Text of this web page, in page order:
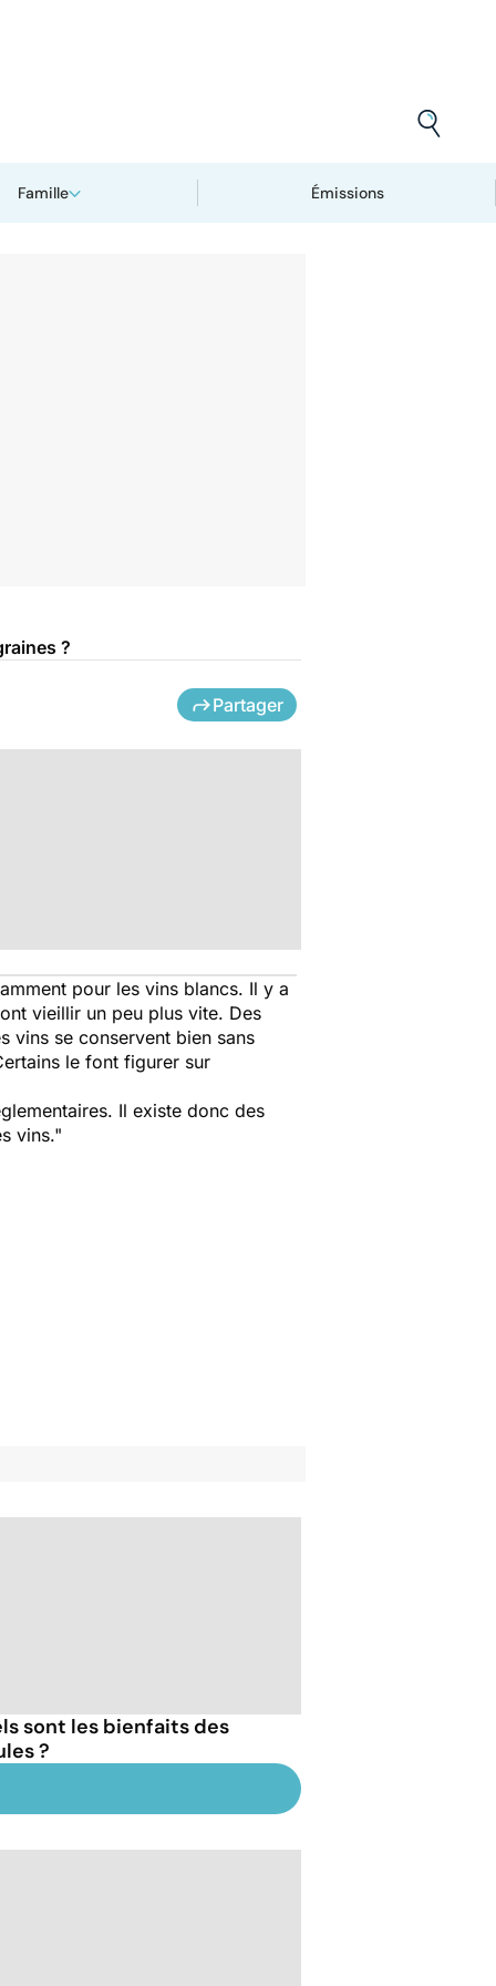
Famille Émissions
?
Partager
pour les vins blancs. Il y a
vieillir un peu plus vite. Des
vins se conservent bien sans
le font figurer sur
Il existe donc des
vins."
sont les bienfaits des
?